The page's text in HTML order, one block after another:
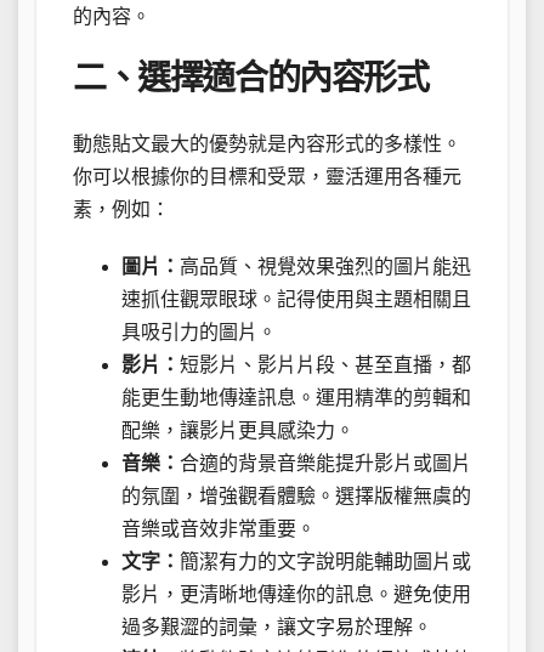
的內容。
二、選擇適合的內容形式
動態貼文最大的優勢就是內容形式的多樣性。
你可以根據你的目標和受眾，靈活運用各種元
素，例如：
圖片： 高品質、視覺效果強烈的圖片能迅
速抓住觀眾眼球。記得使用與主題相關且
具吸引力的圖片。
影片： 短影片、影片片段、甚至直播，都
能更生動地傳達訊息。運用精準的剪輯和
配樂，讓影片更具感染力。
音樂： 合適的背景音樂能提升影片或圖片
的氛圍，增強觀看體驗。選擇版權無虞的
音樂或音效非常重要。
文字： 簡潔有力的文字說明能輔助圖片或
影片，更清晰地傳達你的訊息。避免使用
過多艱澀的詞彙，讓文字易於理解。